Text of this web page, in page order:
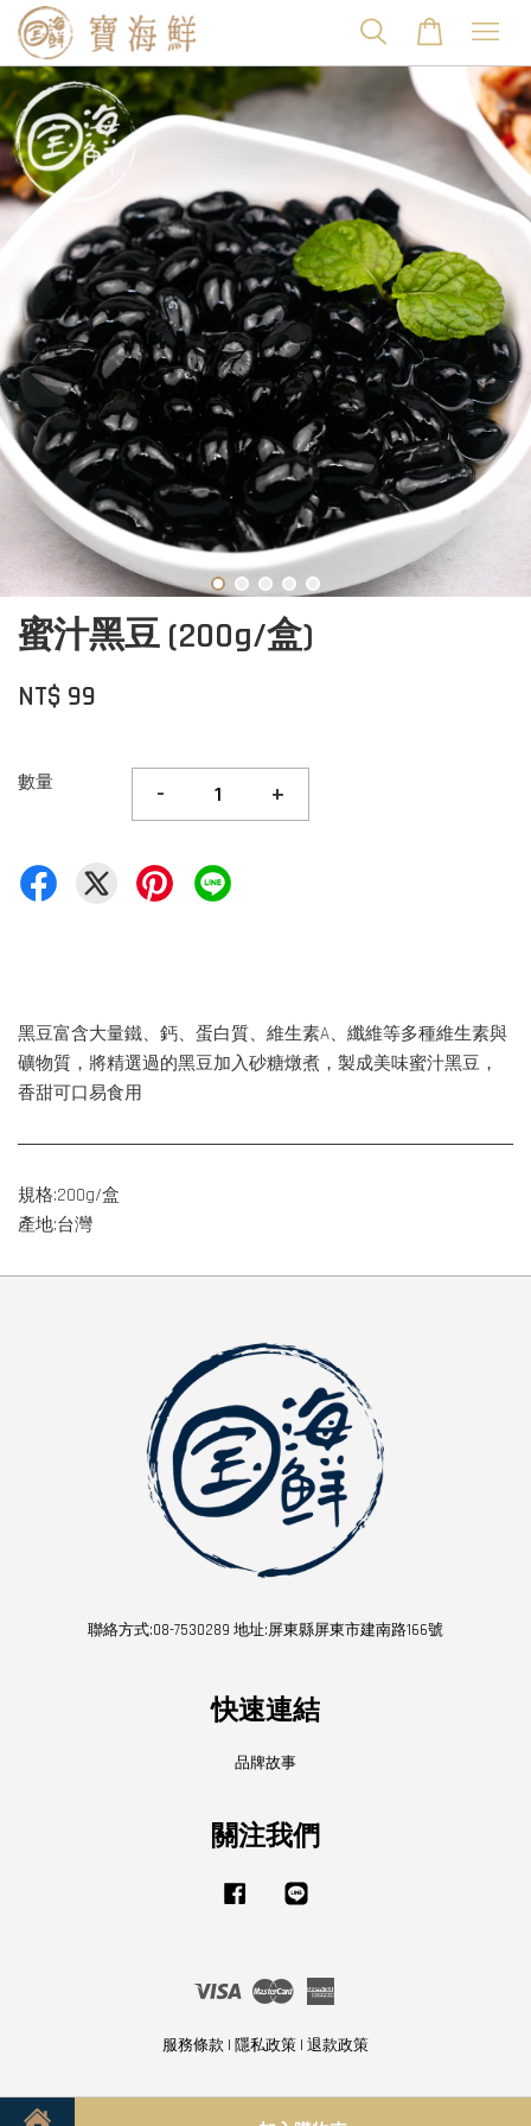
蜜汁黑豆 (200g/盒)
NT$ 99
數量 - +
黑豆富含大量鐵、鈣、蛋白質、維生素A、纖維等多種維生素與
礦物質，將精選過的黑豆加入砂糖燉煮，製成美味蜜汁黑豆，
香甜可口易食用
規格:200g/盒
產地:台灣
聯絡方式:08-7530289 地址:屏東縣屏東市建南路166號
快速連結
品牌故事
關注我們
Facebook
Visa Master
服務條款 | 隱私政策 | 退款政策